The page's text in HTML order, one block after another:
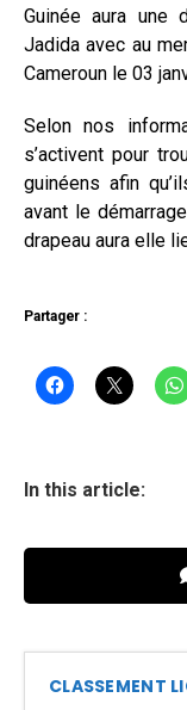
Guinée aura une
Jadida avec au
Cameroun le 03
Selon nos
s’activent pour
guinéens afin
avant le
drapeau aura elle
Partager :
In this article:
CLASSEMENT